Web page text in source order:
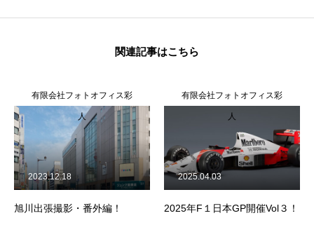
関連記事はこちら
有限会社フォトオフィス彩
人
旭川出張撮影・番外編！
2023.12.18
有限会社フォトオフィス彩
人
2025年F１日本GP開催Vol３！
2025.04.03